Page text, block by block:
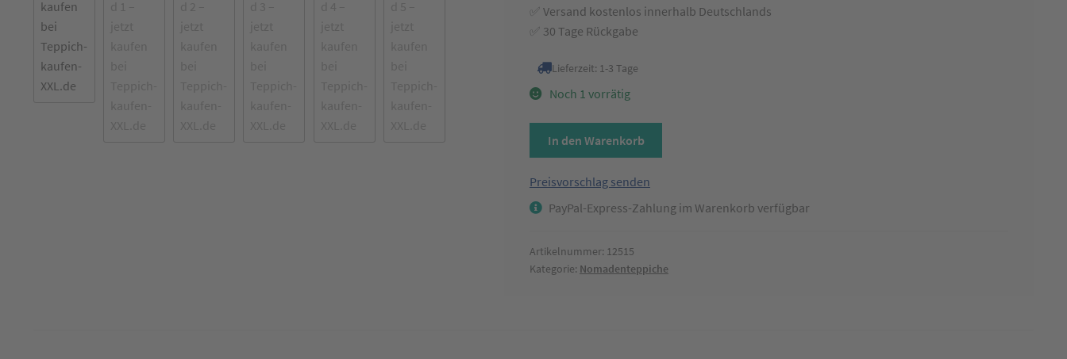
✅ Versand kostenlos innerhalb Deutschlands
✅ 30 Tage Rückgabe
Lieferzeit: 1-3 Tage
Noch 1 vorrätig
ca.
90
140
cm
In den Warenkorb
Preisvorschlag senden
PayPal-Express-Zahlung im Warenkorb verfügbar
Artikelnummer: 12515
Kategorie: Nomadenteppiche